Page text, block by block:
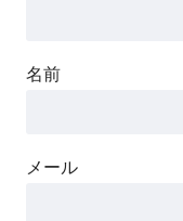
名前
メール